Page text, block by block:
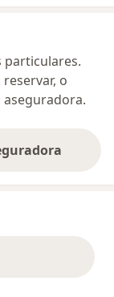
particulares.
o